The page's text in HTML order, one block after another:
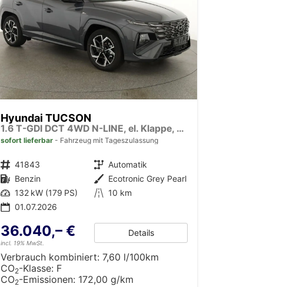
Hyundai TUCSON
1.6 T-GDI DCT 4WD N-LINE, el. Klappe, Teilleder, Navi, Kamera, ACC
sofort lieferbar Fahrzeug mit Tageszulassung
Fahrzeugnr. 41843 Getriebe Automatik
Kraftstoff Benzin Außenfarbe Ecotronic Grey Pearl
Leistung 132 kW (179 PS) Kilometerstand 10 km
01.07.2026
36.040,– €
incl. 19% MwSt.
Details
Verbrauch kombiniert:7,60 l/100km
CO2-Klasse: F
CO2-Emissionen: 172,00 g/km